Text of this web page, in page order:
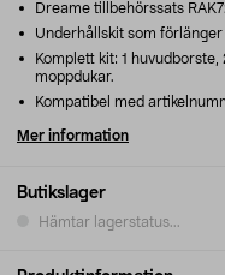
Butikslager
Hämtar lagerstatus...
Dreame tillbehörssats
Underhållskit som
Komplett kit: 1
moppdukar.
Kompatibel med
Mer information